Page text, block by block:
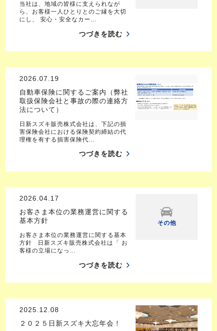
当社は、地域の皆様に支えられなが
ら、お客様一人ひとりとのご縁を大切
にし、 安心・安全なカー…
つづきを読む
2026.07.19
自動車保険に関するご案内（弊社
取扱保険会社と事故の際の連絡方
法について）
日新スズキ販売株式会社は、下記の損
害保険会社における保険契約締結の代
理権を有する損害保険代…
つづきを読む
2026.04.17
お客さま本位の業務運営に関する
基本方針
お客さま本位の業務運営に関する基本
方針 日新スズキ販売株式会社は「 お
客様の立場になっ…
つづきを読む
その他
2025.12.08
２０２５日新スズキ大忘年会！